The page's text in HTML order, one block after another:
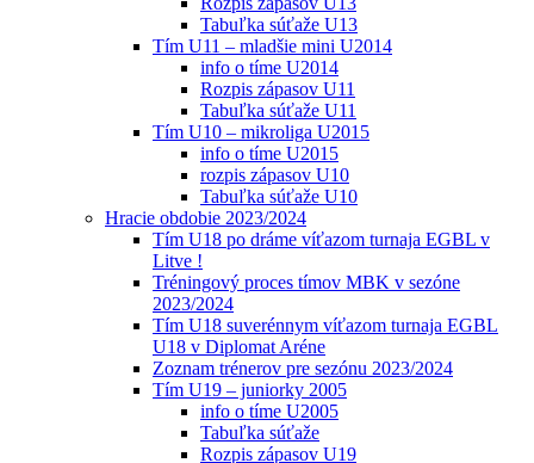
Tabuľka súťaže U13
Tím U11 – mladšie mini U2014
info o tíme U2014
Rozpis zápasov U11
Tabuľka súťaže U11
Tím U10 – mikroliga U2015
info o tíme U2015
rozpis zápasov U10
Tabuľka súťaže U10
Hracie obdobie 2023/2024
Tím U18 po dráme víťazom turnaja EGBL v
Litve !
Tréningový proces tímov MBK v sezóne
2023/2024
Tím U18 suverénnym víťazom turnaja EGBL
U18 v Diplomat Aréne
Zoznam trénerov pre sezónu 2023/2024
Tím U19 – juniorky 2005
info o tíme U2005
Tabuľka súťaže
Rozpis zápasov U19